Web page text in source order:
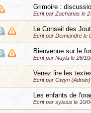
Grimoire :
Ecrit par Zacharias le
Le Conseil des
Ecrit par Demiandre le
Bienvenue sur le
Ecrit par Nayla le 26/
Venez lire les
Ecrit par Owyn
Les enfants de
Ecrit par sylesis le 10/